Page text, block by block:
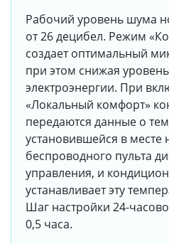
Рабочий уровень шума
от 26 децибел. Режим
создает оптимальный
при этом снижая
электроэнергии. При
«Локальный комфорт»
передаются данные о
установившейся в месте
беспроводного пульта
управления, и
устанавливает эту
Шаг настройки 24-
0,5 часа.